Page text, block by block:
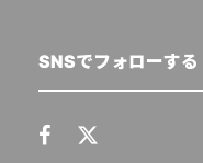
SNSでフォローする